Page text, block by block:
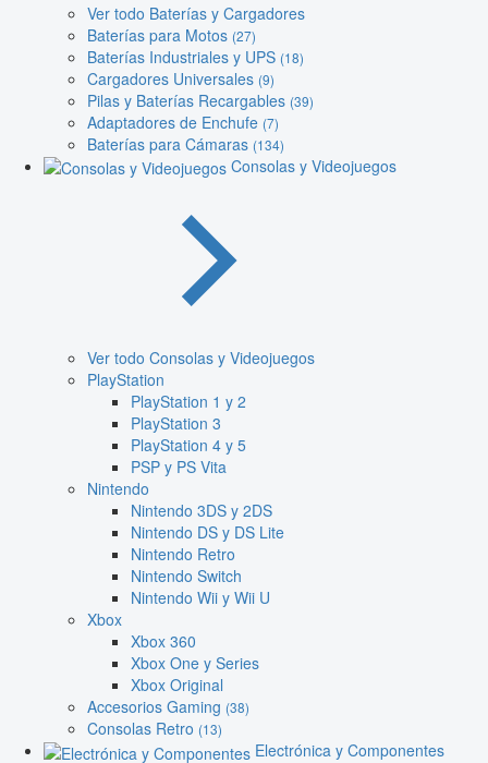
Ver todo Baterías y Cargadores
Baterías para Motos (27)
Baterías Industriales y UPS (18)
Cargadores Universales (9)
Pilas y Baterías Recargables (39)
Adaptadores de Enchufe (7)
Baterías para Cámaras (134)
Consolas y Videojuegos
Ver todo Consolas y Videojuegos
PlayStation
PlayStation 1 y 2
PlayStation 3
PlayStation 4 y 5
PSP y PS Vita
Nintendo
Nintendo 3DS y 2DS
Nintendo DS y DS Lite
Nintendo Retro
Nintendo Switch
Nintendo Wii y Wii U
Xbox
Xbox 360
Xbox One y Series
Xbox Original
Accesorios Gaming (38)
Consolas Retro (13)
Electrónica y Componentes